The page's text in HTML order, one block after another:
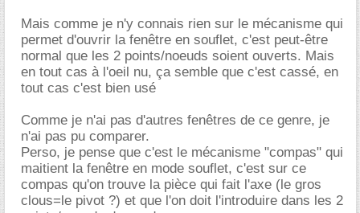
Mais comme je n'y connais rien sur le mécanisme qui
permet d'ouvrir la fenêtre en souflet, c'est peut-être
normal que les 2 points/noeuds soient ouverts. Mais
en tout cas à l'oeil nu, ça semble que c'est cassé, en
tout cas c'est bien usé
Comme je n'ai pas d'autres fenêtres de ce genre, je
n'ai pas pu comparer.
Perso, je pense que c'est le mécanisme "compas" qui
maitient la fenêtre en mode souflet, c'est sur ce
compas qu'on trouve la pièce qui fait l'axe (le gros
clous=le pivot ?) et que l'on doit l'introduire dans les 2